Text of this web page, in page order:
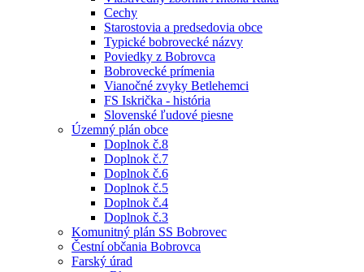
Cechy
Starostovia a predsedovia obce
Typické bobrovecké názvy
Poviedky z Bobrovca
Bobrovecké prímenia
Vianočné zvyky Betlehemci
FS Iskrička - história
Slovenské ľudové piesne
Územný plán obce
Doplnok č.8
Doplnok č.7
Doplnok č.6
Doplnok č.5
Doplnok č.4
Doplnok č.3
Komunitný plán SS Bobrovec
Čestní občania Bobrovca
Farský úrad